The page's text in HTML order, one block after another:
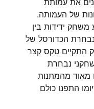
של העמותה.
ידידות בין
הכדורסל של
התקיים טקס קצר
נבחרת
מהמתנות
התפנו כולם